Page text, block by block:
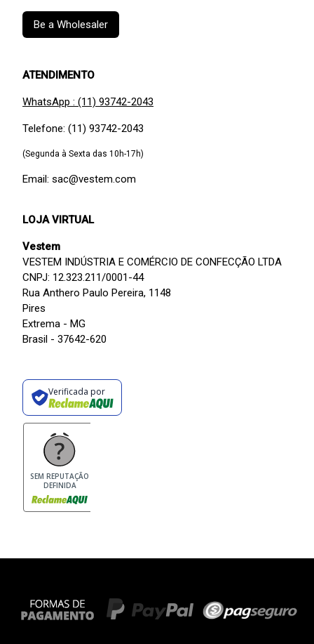
Be a Wholesaler
ATENDIMENTO
WhatsApp : (11) 93742-2043
Telefone: (11) 93742-2043
(Segunda à Sexta das 10h-17h)
Email: sac@vestem.com
LOJA VIRTUAL
Vestem
VESTEM INDÚSTRIA E COMÉRCIO DE CONFECÇÃO LTDA
CNPJ: 12.323.211/0001-44
Rua Anthero Paulo Pereira, 1148
Pires
Extrema - MG
Brasil - 37642-620
Verificada por
SEM REPUTAÇÃO
DEFINIDA